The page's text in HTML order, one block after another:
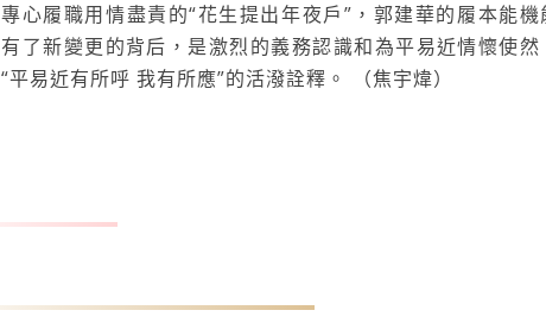
專心履職用情盡責的“花生提出年夜戶”，郭建華的履本能機
有了新變更的背后，是激烈的義務認識和為平易近情懷使然
“平易近有所呼 我有所應”的活潑詮釋。 （焦宇煒）